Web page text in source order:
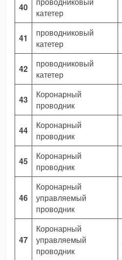
40
катетер
41
проводниковый
катетер
42
проводниковый
катетер
43
Коронарный
проводник
44
Коронарный
проводник
45
Коронарный
проводник
46
Коронарный
управляемый
проводник
47
Коронарный
управляемый
проводник